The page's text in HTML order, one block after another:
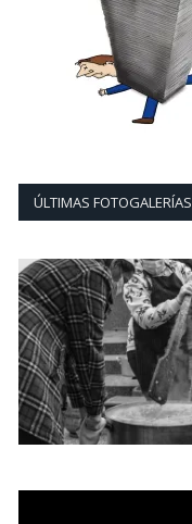
ÚLTIMAS FOTOGALERÍAS